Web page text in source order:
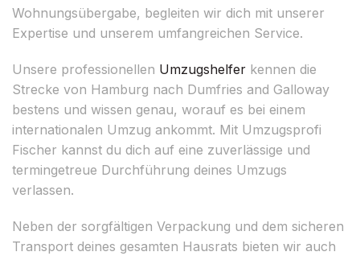
Wohnungsübergabe, begleiten wir dich mit unserer
Expertise und unserem umfangreichen Service.
Unsere professionellen Umzugshelfer kennen die
Strecke von Hamburg nach Dumfries and Galloway
bestens und wissen genau, worauf es bei einem
internationalen Umzug ankommt. Mit Umzugsprofi
Fischer kannst du dich auf eine zuverlässige und
termingetreue Durchführung deines Umzugs
verlassen.
Neben der sorgfältigen Verpackung und dem sicheren
Transport deines gesamten Hausrats bieten wir auch